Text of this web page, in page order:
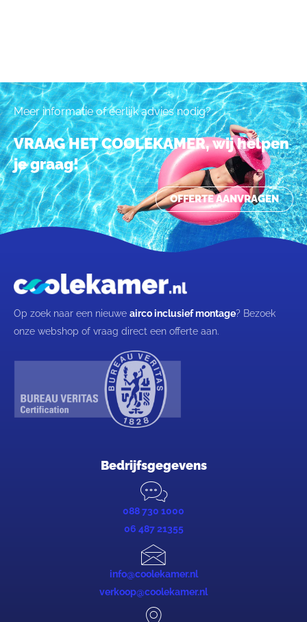
Meer informatie of eerlijk advies nodig?
VRAAG HET COOLEKAMER, wij helpen
je graag!
OFFERTE AANVRAGEN
Op zoek naar een nieuwe airco inclusief montage? Bezoek
onze webshop of vraag direct een offerte aan.
Bedrijfsgegevens
088 730 1000
06 487 21355
info@coolekamer.nl
verkoop@coolekamer.nl